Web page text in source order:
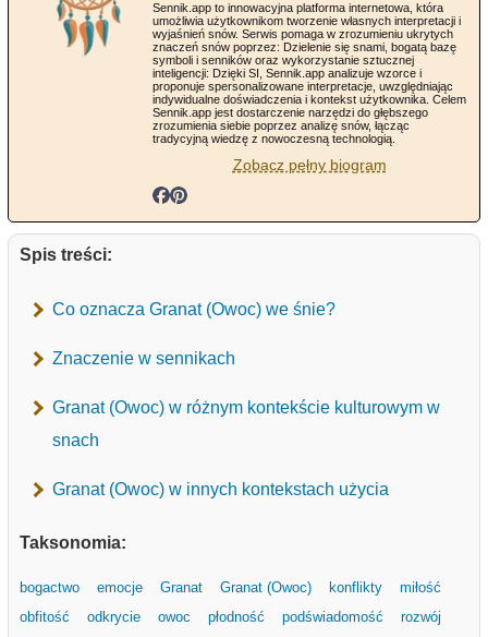
Sennik.app to innowacyjna platforma internetowa, która
umożliwia użytkownikom tworzenie własnych interpretacji i
wyjaśnień snów. Serwis pomaga w zrozumieniu ukrytych
znaczeń snów poprzez: Dzielenie się snami, bogatą bazę
symboli i senników oraz wykorzystanie sztucznej
inteligencji: Dzięki SI, Sennik.app analizuje wzorce i
proponuje spersonalizowane interpretacje, uwzględniając
indywidualne doświadczenia i kontekst użytkownika. Celem
Sennik.app jest dostarczenie narzędzi do głębszego
zrozumienia siebie poprzez analizę snów, łącząc
tradycyjną wiedzę z nowoczesną technologią.
Zobacz pełny biogram
Spis treści:
Co oznacza Granat (Owoc) we śnie?
Znaczenie w sennikach
Granat (Owoc) w różnym kontekście kulturowym w
snach
Granat (Owoc) w innych kontekstach użycia
Taksonomia:
bogactwo emocje Granat Granat (Owoc) konflikty
miłość
obfitość
odkrycie owoc płodność podświadomość
rozwój